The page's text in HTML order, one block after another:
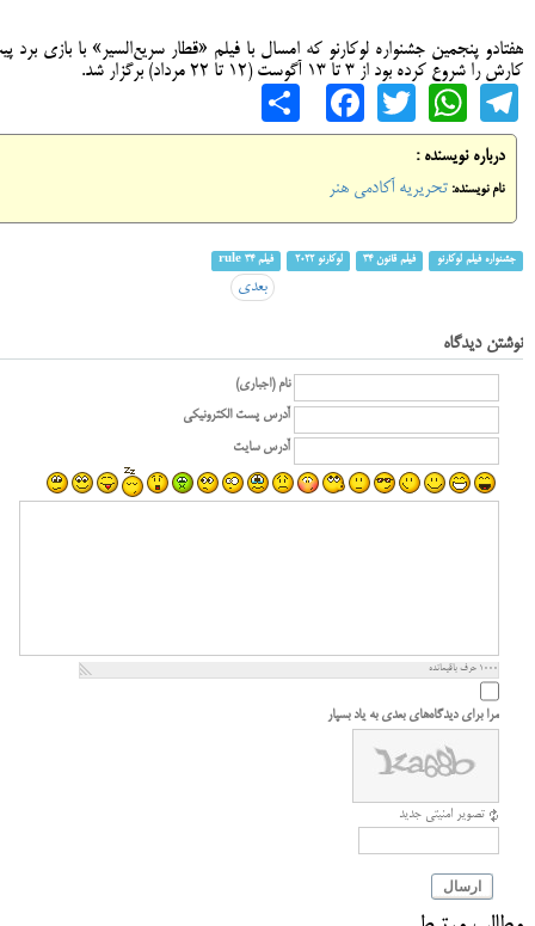
هفتادو پنجمین جشنواره لوکارنو که امسال با فیلم «قطار سریع‌السیر» با بازی برد
کارش را شروع کرده بود از ۳ تا ۱۳ آگوست (۱۲ تا ۲۲ مرداد) برگزار شد.
Telegram
WhatsApp
Twitter
Facebook
درباره نویسنده :
نام نویسنده: تحریریه آکادمی هنر
جشنواره فیلم لوکارنو فیلم قانون ۳۴ لوکارنو ۲۰۲۲ فیلم rule 34
بعدی
نوشتن دیدگاه
نام (اجباری)
آدرس پست الکترونیکی
آدرس سایت
1000 حرف باقیمانده
مرا برای دیدگاه‌های بعدی به یاد بسپار
تصویر امنیتی جدید
ارسال